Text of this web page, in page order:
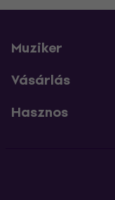
Muziker
Vásárlás
Hasznos